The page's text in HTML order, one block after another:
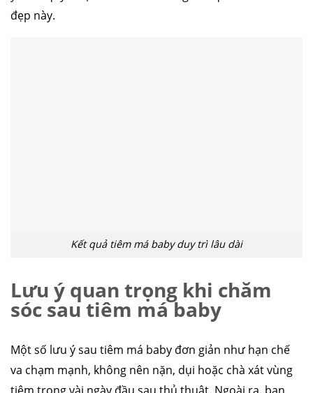
đẹp này.
Kết quả tiêm má baby duy trì lâu dài
Lưu ý quan trọng khi chăm
sóc sau tiêm má baby
Một số lưu ý sau tiêm má baby đơn giản như hạn chế
va chạm mạnh, không nên nặn, dụi hoặc chà xát vùng